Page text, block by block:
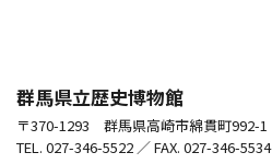
群馬県立歴史博物館
〒370-1293 群馬県高崎市綿貫町992-1
TEL. 027-346-5522 ／ FAX. 027-346-5534